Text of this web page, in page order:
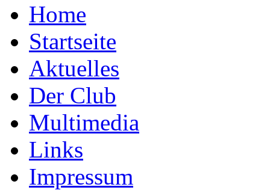
Home
Startseite
Aktuelles
Der Club
Multimedia
Links
Impressum